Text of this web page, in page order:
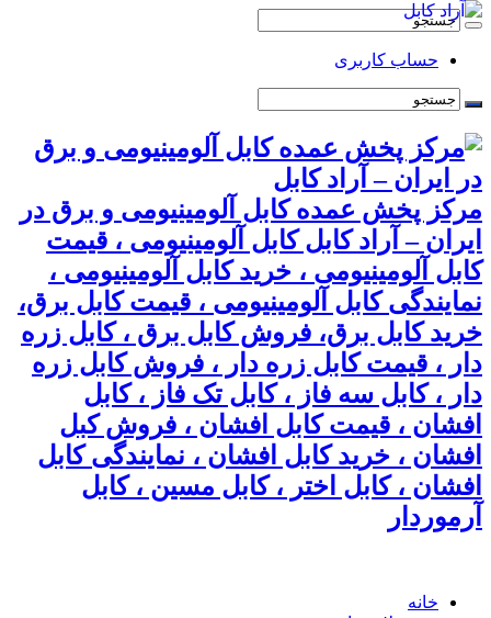
حساب کاربری
مرکز پخش عمده کابل آلومینیومی و برق در
ایران – آراد کابل کابل آلومینیومی ، قیمت
کابل آلومینیومی ، خرید کابل آلومینیومی ،
نمایندگی کابل آلومینیومی ، قیمت کابل برق،
خرید کابل برق، فروش کابل برق ، کابل زره
دار ، قیمت کابل زره دار ، فروش کابل زره
دار ، کابل سه فاز ، کابل تک فاز ، کابل
افشان ، قیمت کابل افشان ، فروش کبل
افشان ، خرید کابل افشان ، نمایندگی کابل
افشان ، کابل اختر ، کابل مسین ، کابل
آرموردار
خانه